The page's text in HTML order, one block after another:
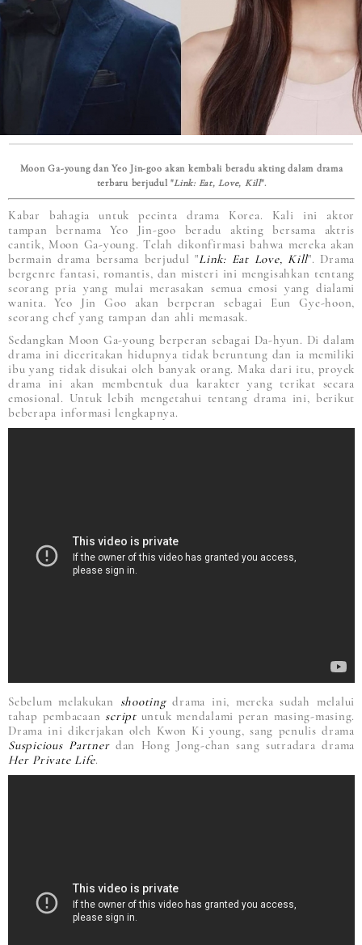
Moon Ga-young dan Yeo Jin-goo akan kembali beradu akting dalam drama
terbaru berjudul "Link: Eat, Love, Kill".
Kabar bahagia untuk pecinta drama Korea. Kali ini aktor
tampan bernama Yeo Jin-goo beradu akting bersama aktris
cantik, Moon Ga-young. Telah dikonfirmasi bahwa mereka akan
bermain drama bersama berjudul "Link: Eat Love, Kill". Drama
bergenre fantasi, romantis, dan misteri ini mengisahkan tentang
seorang pria yang mulai merasakan semua emosi yang dialami
wanita. Yeo Jin Goo akan berperan sebagai Eun Gye-hoon,
seorang chef yang tampan dan ahli memasak.
Sedangkan Moon Ga-young berperan sebagai Da-hyun. Di dalam
drama ini diceritakan hidupnya tidak beruntung dan ia memiliki
ibu yang tidak disukai oleh banyak orang. Maka dari itu, proyek
drama ini akan membentuk dua karakter yang terikat secara
emosional. Untuk lebih mengetahui tentang drama ini, berikut
beberapa informasi lengkapnya.
Sebelum melakukan shootingdrama ini, mereka sudah melalui
tahap pembacaan scriptuntuk mendalami peran masing-masing.
Drama ini dikerjakan oleh Kwon Ki young, sang penulis drama
Suspicious Partnerdan Hong Jong-chan sang sutradara drama
Her Private Life.